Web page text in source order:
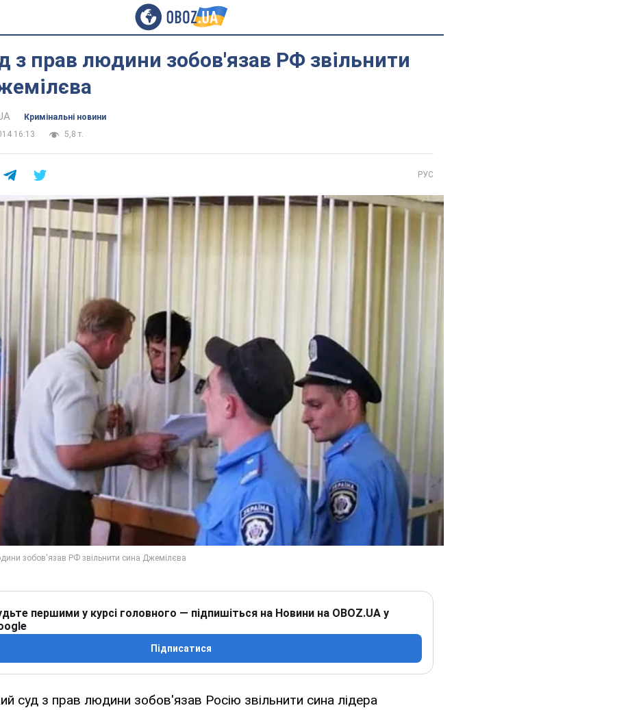
з прав людини зобов'язав РФ звільнити
Кримінальні новини
16:13
5,8 т.
РУС
першими у курсі головного — підпишіться на Новини на OBOZ.UA у
Підписатися
суд з прав людини зобов'язав Росію звільнити сина лідера